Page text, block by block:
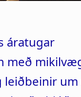
áratugar
með
leiðbeinir